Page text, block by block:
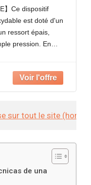
en Acier
D'accès
Entrepôts
】Ce dispositif
est doté d'un
ressort épais,
pression. En
sur tout le site (hors
de una